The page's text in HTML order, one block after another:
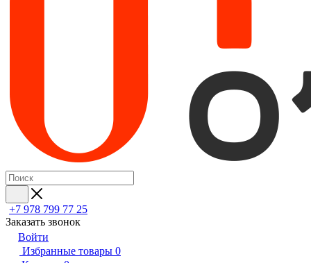
+7 978 799 77 25
Заказать звонок
Войти
Избранные товары 0